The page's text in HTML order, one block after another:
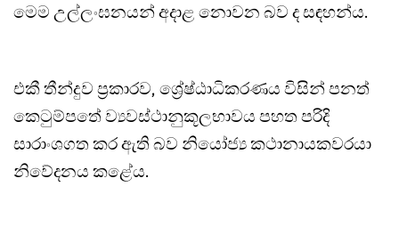
මෙම උල්ලංඝනයන් අදාළ නොවන බව ද සඳහන්ය.
එකී තීන්දුව ප්‍රකාරව, ශ්‍රේෂ්ඨාධිකරණය විසින් පනත්
කෙටුම්පතේ ව්‍යවස්ථානුකූලභාවය පහත පරිදි
සාරාංශගත කර ඇති බව නියෝජ්‍ය කථානායකවරයා
නිවේදනය කළේය.